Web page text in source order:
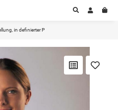
in definierter P